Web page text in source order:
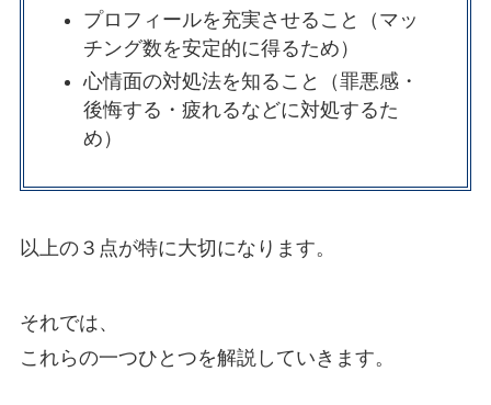
プロフィールを充実させること（マッ
チング数を安定的に得るため）
心情面の対処法を知ること（罪悪感・
後悔する・疲れるなどに対処するた
め）
以上の３点が特に大切になります。
それでは、
これらの一つひとつを解説していきます。